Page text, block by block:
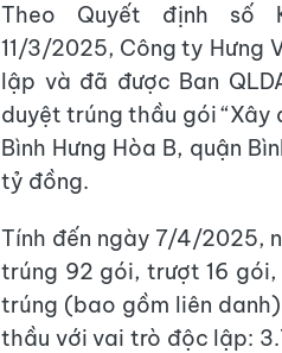
Theo Quyết định số
11/3/2025, Công ty Hưng
lập và đã được Ban
duyệt trúng thầu gói “Xây
Bình Hưng Hòa B, quận
tỷ đồng.
Tính đến ngày 7/4/2025,
trúng 92 gói, trượt 16
trúng (bao gồm liên
thầu với vai trò độc lập: